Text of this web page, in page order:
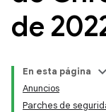
de
En esta página
Anuncios
Parches de